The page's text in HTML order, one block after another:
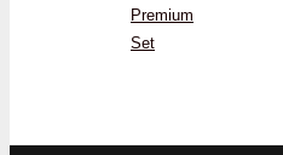
Premium
Set